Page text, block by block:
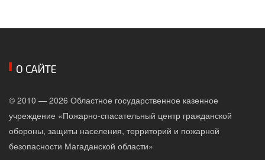
О САЙТЕ
© 2010 — 2026 Областное государственное казенное
учреждение «Пожарно-спасательный центр гражданской
обороны, защиты населения, территорий и пожарной
безопасности Магаданской области»